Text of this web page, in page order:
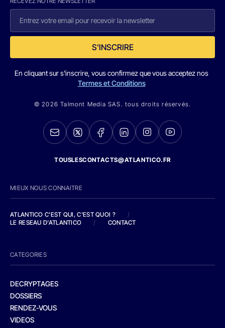
S'INSCRIRE
En cliquant sur s'inscrire, vous confirmez que vous acceptez nos
Termes et Conditions
© 2026 Talmont Media SAS. tous droits réservés.
TOUSLESCONTACTS@ATLANTICO.FR
MIEUX NOUS CONNAITRE
ATLANTICO C'EST QUI, C'EST QUOI ?
/
LE RESEAU D'ATLANTICO
/ CONTACT
CATEGORIES
DECRYPTAGES
DOSSIERS
RENDEZ-VOUS
VIDEOS